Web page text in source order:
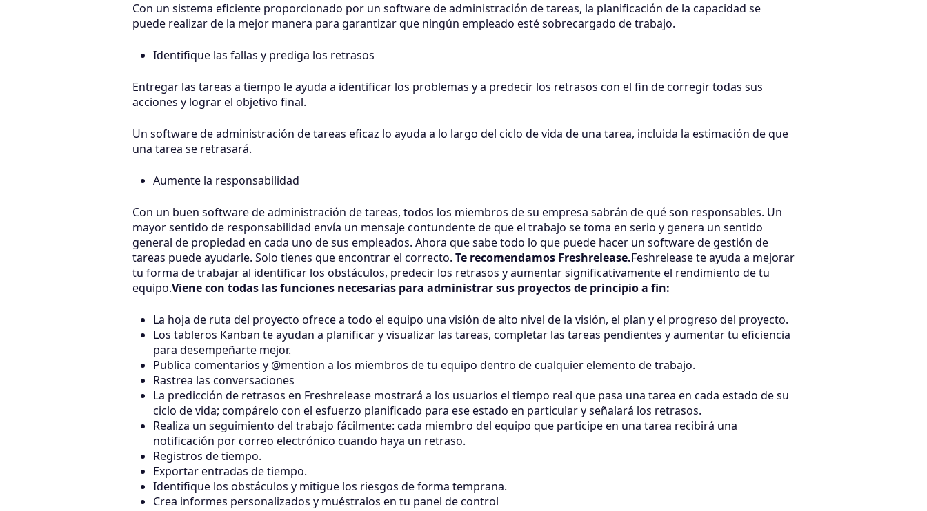
Con un sistema eficiente proporcionado por un software de administración de tareas, la planificación de la capacidad se
puede realizar de la mejor manera para garantizar que ningún empleado esté sobrecargado de trabajo.
Identifique las fallas y prediga los retrasos
Entregar las tareas a tiempo le ayuda a identificar los problemas y a predecir los retrasos con el fin de corregir todas sus
acciones y lograr el objetivo final.
Un software de administración de tareas eficaz lo ayuda a lo largo del ciclo de vida de una tarea, incluida la estimación de que
una tarea se retrasará.
Aumente la responsabilidad
Con un buen software de administración de tareas, todos los miembros de su empresa sabrán de qué son responsables. Un
mayor sentido de responsabilidad envía un mensaje contundente de que el trabajo se toma en serio y genera un sentido
general de propiedad en cada uno de sus empleados. Ahora que sabe todo lo que puede hacer un software de gestión de
tareas puede ayudarle. Solo tienes que encontrar el correcto. Te recomendamos Freshrelease.Feshrelease te ayuda a mejorar
tu forma de trabajar al identificar los obstáculos, predecir los retrasos y aumentar significativamente el rendimiento de tu
equipo.Viene con todas las funciones necesarias para administrar sus proyectos de principio a fin:
La hoja de ruta del proyecto ofrece a todo el equipo una visión de alto nivel de la visión, el plan y el progreso del proyecto.
Los tableros Kanban te ayudan a planificar y visualizar las tareas, completar las tareas pendientes y aumentar tu eficiencia
para desempeñarte mejor.
Publica comentarios y @mention a los miembros de tu equipo dentro de cualquier elemento de trabajo.
Rastrea las conversaciones
La predicción de retrasos en Freshrelease mostrará a los usuarios el tiempo real que pasa una tarea en cada estado de su
ciclo de vida; compárelo con el esfuerzo planificado para ese estado en particular y señalará los retrasos.
Realiza un seguimiento del trabajo fácilmente: cada miembro del equipo que participe en una tarea recibirá una
notificación por correo electrónico cuando haya un retraso.
Registros de tiempo.
Exportar entradas de tiempo.
Identifique los obstáculos y mitigue los riesgos de forma temprana.
Crea informes personalizados y muéstralos en tu panel de control